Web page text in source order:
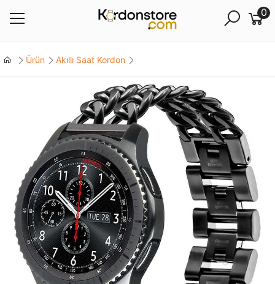
0
Ürün Akıllı Saat Kordon